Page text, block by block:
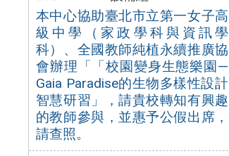
本中心協助臺北市立第一女子高
級中學（家政學科與資訊學
科）、全國教師純植永續推廣協
會辦理「「校園變身生態樂園—
Gaia Paradise的生物多樣性設計
智慧研習」，請貴校轉知有興趣
的教師參與，並惠予公假出席，
請查照。